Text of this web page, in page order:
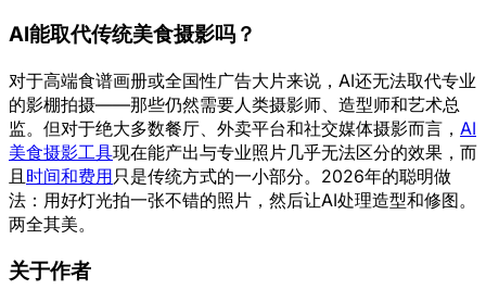
AI能取代传统美食摄影吗？
对于高端食谱画册或全国性广告大片来说，AI还无法取代专业
的影棚拍摄——那些仍然需要人类摄影师、造型师和艺术总
监。但对于绝大多数餐厅、外卖平台和社交媒体摄影而言， AI
美食摄影工具现在能产出与专业照片几乎无法区分的效果，而
且 时间和费用只是传统方式的一小部分。2026年的聪明做
法：用好灯光拍一张不错的照片，然后让AI处理造型和修图。
两全其美。
关于作者